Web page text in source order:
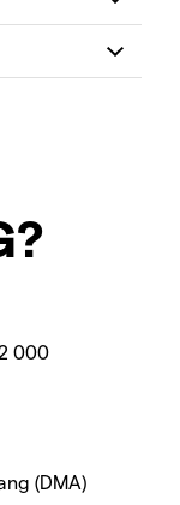
000
(DMA)